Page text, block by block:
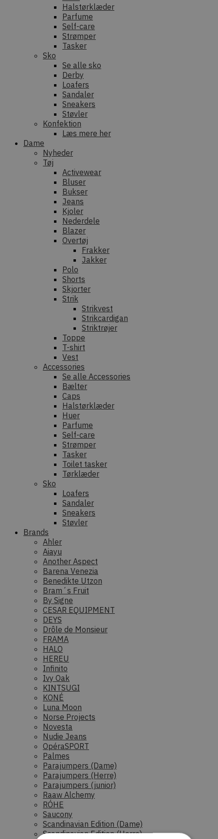
Halstørklæder
Parfume
Self-care
Strømper
Tasker
Sko
Se alle sko
Derby
Loafers
Sandaler
Sneakers
Støvler
Konfektion
Læs mere her
Dame
Nyheder
Tøj
Activewear
Bluser
Bukser
Jeans
Kjoler
Nederdele
Blazer
Overtøj
Frakker
Jakker
Polo
Shorts
Skjorter
Strik
Strikvest
Strikcardigan
Striktrøjer
Toppe
T-shirt
Vest
Accessories
Se alle Accessories
Bælter
Caps
Halstørklæder
Huer
Parfume
Self-care
Strømper
Tasker
Toilet tasker
Tørklæder
Sko
Loafers
Sandaler
Sneakers
Støvler
Brands
Ahler
Aiayu
Another Aspect
Barena Venezia
Benedikte Utzon
Bram´s Fruit
By Signe
CESAR EQUIPMENT
DEYS
Drôle de Monsieur
FRAMA
HALO
HEREU
Infinito
Ivy Oak
KINTSUGI
KONÉ
Luna Moon
Norse Projects
Novesta
Nudie Jeans
OpéraSPORT
Palmes
Parajumpers (Dame)
Parajumpers (Herre)
Parajumpers (junior)
Raaw Alchemy
RÓHE
Saucony
Scandinavian Edition (Dame)
Scandinavian Edition (Herre)